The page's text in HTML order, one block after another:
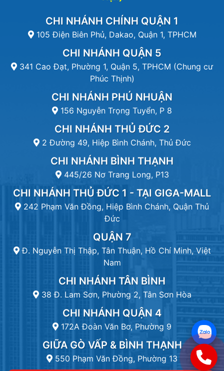
CHI NHÁNH CHÍNH QUẬN 1
105 Điện Biên Phủ, Dakao, Quận 1, TPHCM
CHI NHÁNH QUẬN 5
341 Cao Đạt, Phường 1, Quận 5, TPHCM (Chung cư
Phúc Thịnh)
CHI NHÁNH PHÚ NHUẬN
156 Nguyễn Trọng Tuyển, P 8
CHI NHÁNH THỦ ĐỨC 2
2 Đường 49, Hiệp Bình Chánh, Thủ Đức
CHI NHÁNH BÌNH THẠNH
445/26 Nơ Trang Long, P13
CHI NHÁNH THỦ ĐỨC 1 - TẠI GIGA-MALL
242 Phạm Văn Đồng, Hiệp Bình Chánh, Quận Thủ
Đức
QUẬN 7
Đ. Nguyễn Thị Thập, Tân Thuận, Hồ Chí Minh, Việt
Nam
CHI NHÁNH TÂN BÌNH
38 Đ. Lam Sơn, Phường 2, Tân Sơn Hòa
CHI NHÁNH QUẬN 4
172A Đoàn Văn Bơ, Phường 9
GIỮA GÒ VẤP & BÌNH THẠNH
550 Phạm Văn Đồng, Phường 13